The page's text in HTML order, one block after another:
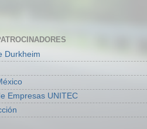
Durkheim
Empresas UNITEC